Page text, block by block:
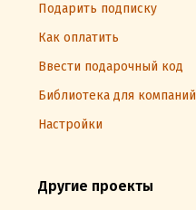
Подарить подписку
Как оплатить
Ввести подарочный код
Библиотека для компаний
Настройки
Другие проекты